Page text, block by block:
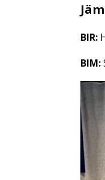
BIR:
BIM: